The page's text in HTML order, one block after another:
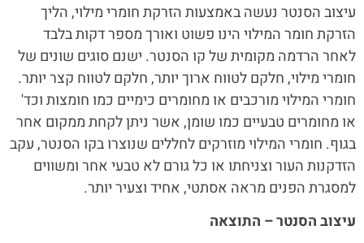
עיצוב הסנטר נעשה באמצעות הזרקת חומרי מילוי, הליך
הזרקת חומר המילוי הינו פשוט ואורך מספר דקות בלבד
לאחר הרדמה מקומית של קו הסנטר. ישנם סוגים שונים של
חומרי מילוי, חלקם לטווח ארוך יותר, חלקם לטווח קצר יותר.
חומרי המילוי מורכבים או מחומרים כימיים כמו חומצות וכד'
או מחומרים טבעיים כמו שומן, אשר ניתן לקחת ממקום אחר
בגוף. חומרי המילוי מוזרקים לחללים שנוצרו בקו הסנטר, עקב
הזדקנות העור וצניחתו או כל גורם לא טבעי אחר ומשווים
למסגרת הפנים מראה אסתטי, אחיד וצעיר יותר.
עיצוב הסנטר – התוצאה